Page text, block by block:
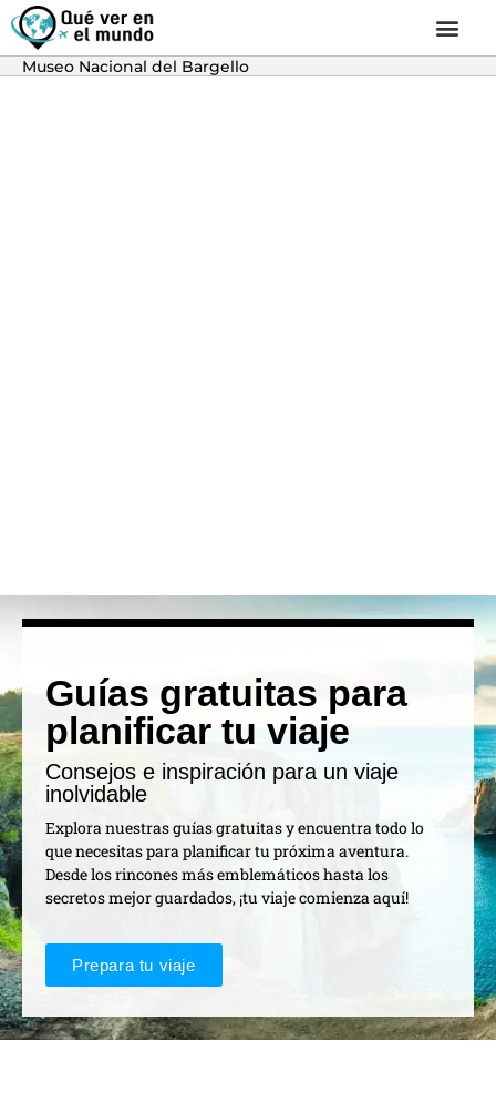
Museo Nacional del Bargello
Guías gratuitas para
planificar tu viaje
Consejos e inspiración para un viaje
inolvidable
Explora nuestras guías gratuitas y encuentra todo lo
que necesitas para planificar tu próxima aventura.
Desde los rincones más emblemáticos hasta los
secretos mejor guardados, ¡tu viaje comienza aquí!
Prepara tu viaje